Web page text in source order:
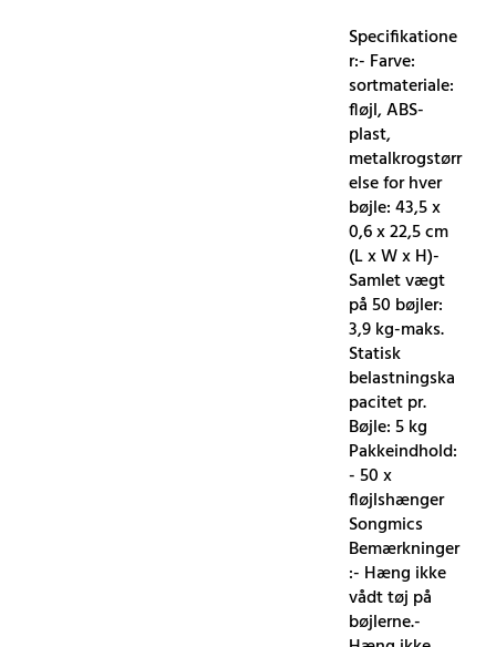
Specifikatione
r:- Farve:
sortmateriale:
fløjl, ABS-
plast,
metalkrogstørr
else for hver
bøjle: 43,5 x
0,6 x 22,5 cm
(L x W x H)-
Samlet vægt
på 50 bøjler:
3,9 kg-maks.
Statisk
belastningska
pacitet pr.
Bøjle: 5 kg
Pakkeindhold:
- 50 x
fløjlshænger
Songmics
Bemærkninger
:- Hæng ikke
vådt tøj på
bøjlerne.-